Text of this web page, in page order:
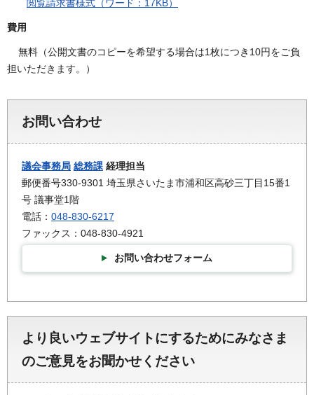
閲覧請求書様式（ワード：17KB）
費用
無料（公開文書のコピーを希望する場合は1枚につき10円をご負
担いただきます。）
お問い合わせ
議会事務局 総務課 経理担当
郵便番号330-9301 埼玉県さいたま市浦和区高砂三丁目15番1
号 議事堂1階
電話： 048-830-6217
ファックス：048-830-4921
お問い合わせフォーム
より良いウェブサイトにするためにみなさま
のご意見をお聞かせください